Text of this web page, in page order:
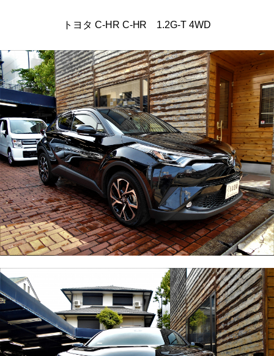
トヨタ C-HR C-HR 1.2G-T 4WD